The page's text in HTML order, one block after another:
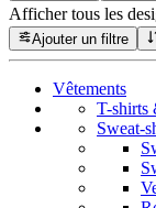
Afficher tous les
Ajouter un filtre
Vêtements
T-shirts
Sweat-